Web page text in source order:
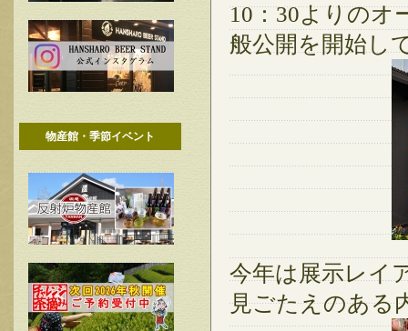
物産館・季節イベント
10：30よりのオ
般公開を開始し
今年は展示レイ
見ごたえのある